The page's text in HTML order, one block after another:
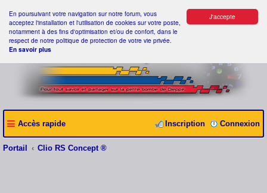
J'accepte
En poursuivant votre navigation sur notre forum, vous
acceptez l'installation et l'utilisation de cookies sur votre poste,
notamment à des fins d'optimisation et/ou de confort, dans le
respect de notre politique de protection de votre vie privée.
En savoir plus
Accès rapide Connexion
Inscription
Portail Clio RS Concept ®